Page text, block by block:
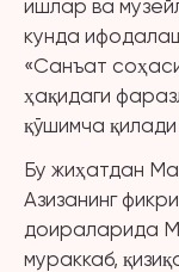
ишлар ва
кунда
«Санъат
ҳақидаги
қўшимча қилади
Бу жиҳатдан
Азизанинг
доираларида
мураккаб,